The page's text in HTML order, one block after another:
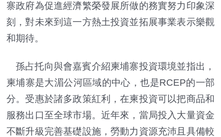
寨政府為促進經濟繁榮發展所做的務實努力印象深
刻，對未來到這一方熱土投資並拓展事業表示樂觀
和期待。
孫占托向與會嘉賓介紹柬埔寨投資環境並指出，
柬埔寨是大湄公河區域的中心，也是RCEP的一部
分。受惠於諸多政策紅利，在柬投資可以把商品和
服務出口至全球市場。近年來，當局投入大量資金
不斷升級完善基礎設施，勞動力資源充沛且具備較